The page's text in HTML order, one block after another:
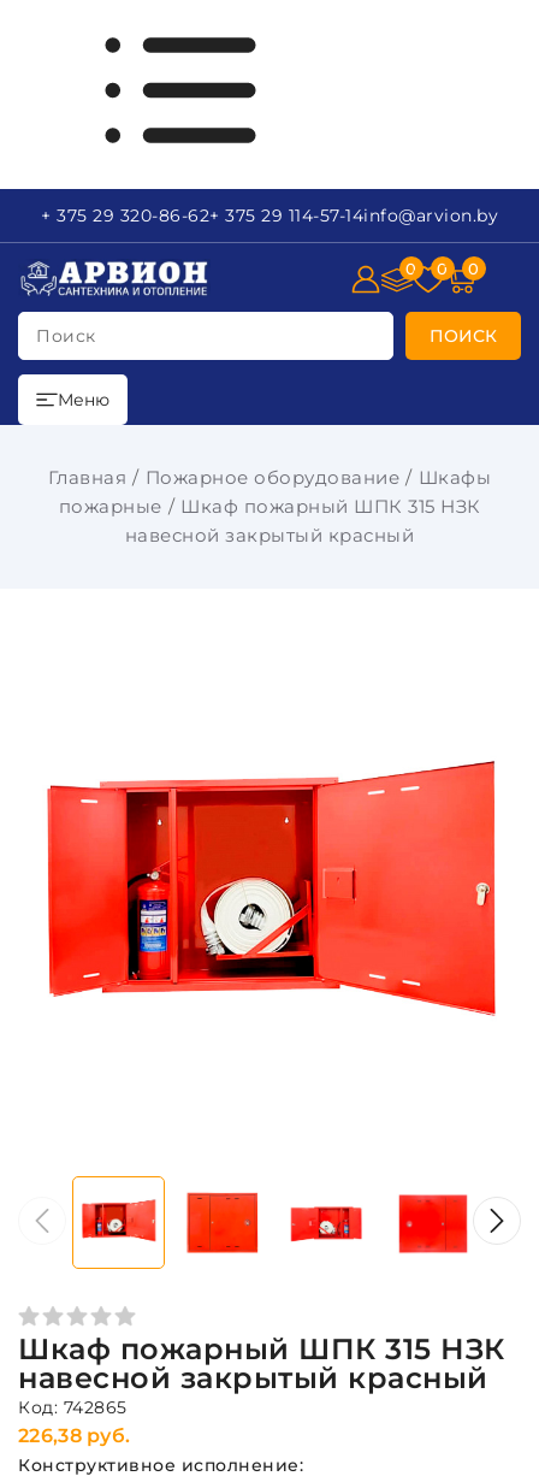
+ 375 29 320-86-62+ 375 29 114-57-14info@arvion.by
Поиск ПОИСК
0 0 0
Меню
Главная Пожарное оборудование
Шкафы
пожарные
Шкаф пожарный ШПК 315 НЗК
навесной закрытый красный
Шкаф пожарный ШПК 315 НЗК
навесной закрытый красный
Код: 742865
226,38 руб.
Конструктивное исполнение: